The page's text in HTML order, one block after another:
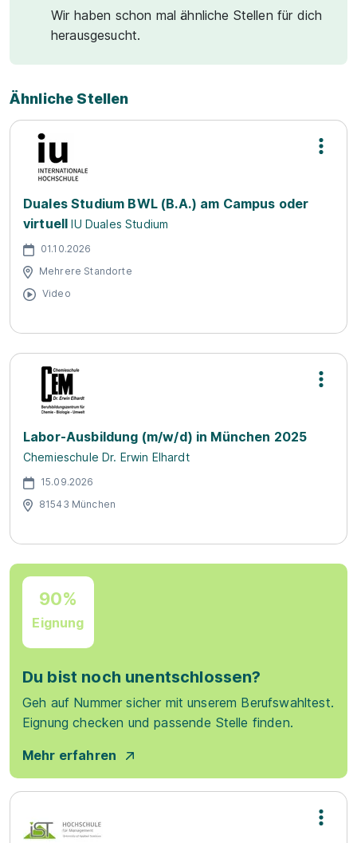
Wir haben schon mal ähnliche Stellen für dich
herausgesucht.
Ähnliche Stellen
Duales Studium BWL (B.A.) am Campus oder
virtuell IU Duales Studium
01.10.2026
Mehrere Standorte
Video
Labor-Ausbildung (m/w/d) in München 2025
Chemieschule Dr. Erwin Elhardt
15.09.2026
81543 München
90%
Eignung
Du bist noch unentschlossen?
Geh auf Nummer sicher mit unserem Berufswahltest.
Eignung checken und passende Stelle finden.
Mehr erfahren